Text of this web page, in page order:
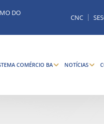
DO
CNC
COMÉRCIO BA NOTÍCIAS